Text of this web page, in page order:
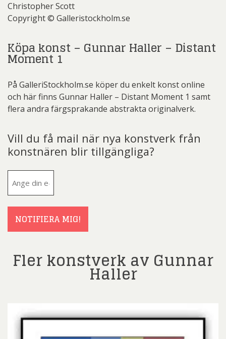
Christopher Scott
Copyright © Galleristockholm.se
Köpa konst – Gunnar Haller – Distant
Moment 1
På GalleriStockholm.se köper du enkelt konst online
och här finns Gunnar Haller – Distant Moment 1 samt
flera andra färgsprakande abstrakta originalverk.
Vill du få mail när nya konstverk från
konstnären blir tillgängliga?
NOTIFIERA MIG!
Fler konstverk av Gunnar
Haller